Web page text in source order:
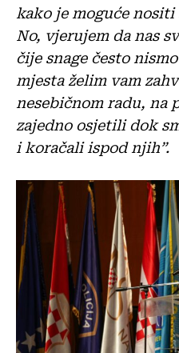
kako je moguće
No, vjerujem da nas
čije snage često
mjesta želim vam
nesebičnom radu, na
zajedno osjetili dok
i koračali ispod njih”.